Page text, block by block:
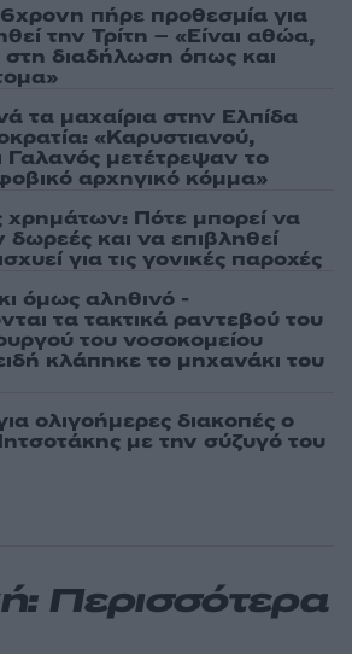
πήρε προθεσμία για
την Τρίτη – «Είναι αθώα,
στη διαδήλωση όπως και
τα μαχαίρια στην Ελπίδα
«Καρυστιανού,
Γαλανός μετέτρεψαν το
αρχηγικό κόμμα»
Πότε μπορεί να
και να επιβληθεί
για τις γονικές παροχές
όμως αληθινό -
τα τακτικά ραντεβού του
του νοσοκομείου
κλάπηκε το μηχανάκι του
ολιγοήμερες διακοπές ο
με την σύζυγό του
Περισσότερα